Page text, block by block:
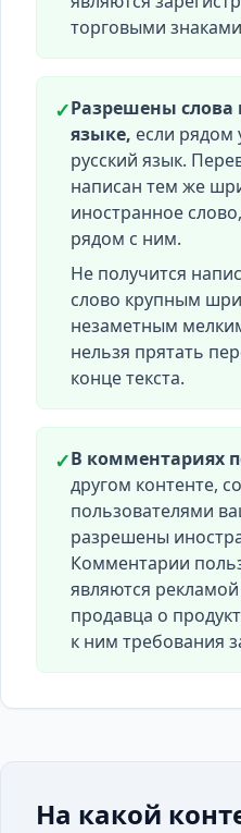
торговыми
✓Разрешены
языке, если рядом
русский язык.
написан тем же
иностранное
рядом с ним.
Не получится
слово крупным
незаметным
нельзя прятать
конце текста.
✓В комментариях
другом контенте,
пользователями
разрешены
Комментарии
являются
продавца о
к ним требования
На какой